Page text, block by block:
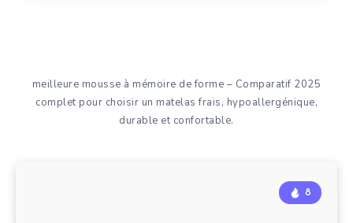
meilleure mousse à mémoire de forme – Comparatif 2025
complet pour choisir un matelas frais, hypoallergénique,
durable et confortable.
8